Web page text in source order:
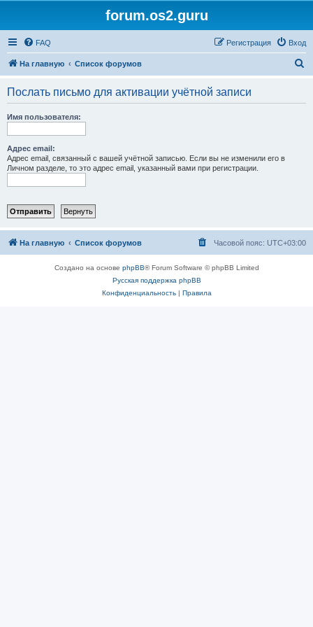
forum.os2.guru
FAQ Вход
Регистрация
На главную Список форумов
Послать письмо для активации учётной записи
Имя пользователя:
Адрес email:
Адрес email, связанный с вашей учётной записью. Если вы не изменили его в
Личном разделе, то это адрес email, указанный вами при регистрации.
На главную Список форумов Часовой пояс: UTC+03:00
Создано на основе phpBB® Forum Software © phpBB Limited
Русская поддержка phpBB
Конфиденциальность| Правила